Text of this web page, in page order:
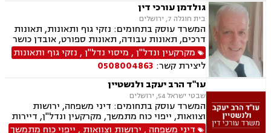
גולדמן עורכי דין
בית חוגלה 7, ירושלים
המשרד עוסק בתחומים: נזקי גוף ותאונות, תאונות
דרכים, תאונות עבודה, תאונות ספורט, אובדן כושר
עבודה, תאונות עקב רשלנות, תביעות ביטוח ונזקי
רכוש, ביטוח לאומי, רשלנות רפואית, מקרקעין
ונדל"ן, אזרחות זרה ודרכון זר, דיני חוזים, דיני
ספורט, לשון הרע, ירושות וצוואות, מיסוי נדל"ן.
מקרקעין ונדל"ן, מיסוי נדל"ן, נזקי גוף ותאונות
ליצירת קשר: 0508004863
עו"ד הרב יעקב ולנשטיין
שבטי ישראל 54, ירושלים
המשרד עוסק בתחומים: דיני משפחה, ירושות
וצוואות, ייפוי כוח מתמשך, מקרקעין ונדל"ן, דיירות
מוגנת, עסקאות מכר דירה
דיני משפחה , ירושות וצוואות , ייפוי כוח מתמשך